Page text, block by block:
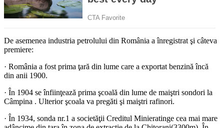
De asemenea industria petrolului din România a înregistrat şi câteva
premiere:
· România a fost prima ţară din lume care a exportat benzină încă
din anii 1900.
· În 1904 se înfiinţează prima şcoală din lume de maiştri sondori la
Câmpina . Ulterior şcoala va pregăti şi maiştri rafinori.
· În 1934, sonda nr.1 a societăţii Creditul Minieratinge cea mai mare